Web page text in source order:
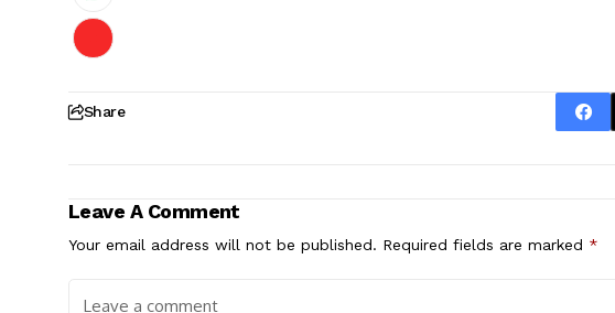
Share
Leave A Comment
Your email address will not be published. Required fields are marked *